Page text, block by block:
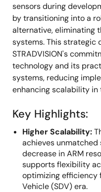
sensors during
by transitioning into a
alternative, eliminating
systems. This strategic
STRADVISION's
technology and its
systems, reducing
enhancing scalability
Key Highlights:
Higher Scalability:
achieves
decrease in ARM
supports flexibility
optimizing efficiency
Vehicle (SDV) era.